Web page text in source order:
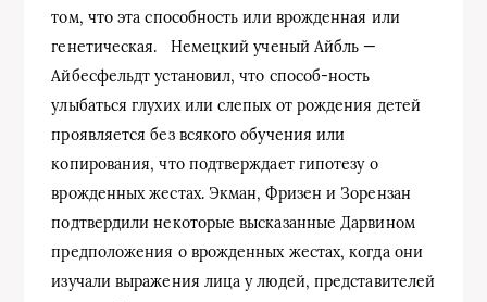
том, что эта способность или врожденная или
генетическая. Немецкий ученый Айбль —
Айбесфельдт установил, что способ-ность
улыбаться глухих или слепых от рождения детей
проявляется без всякого обучения или
копирования, что подтверждает гипотезу о
врожденных жестах. Экман, Фризен и Зорензан
подтвердили некоторые высказанные Дарвином
предположения о врожденных жестах, когда они
изучали выражения лица у людей, представителей